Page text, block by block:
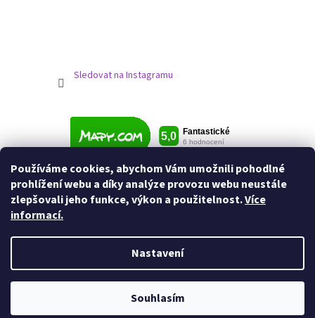
Používáme cookies, abychom Vám umožnili pohodlné
prohlížení webu a díky analýze provozu webu neustále
zlepšovali jeho funkce, výkon a použitelnost.Více
informací.
Nastavení
Souhlasím
Sledovat na Instagramu
Vytvořil Shoptet
Jezdecké potřeby. Všechna práva vyhrazena.